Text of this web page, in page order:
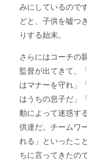
みにしているので
どと、子供を嘘つ
りする始末。
さらにはコーチの
監督が出てきて、
はマナーを守れ」
はうちの息子だ」
動によって迷惑す
供達だ。チームワ
れる」といったこ
ちに言ってきたので